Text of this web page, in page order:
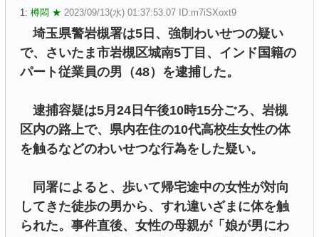
1: 樽悶 ★ 2023/09/13(水) 01:37:53.07 ID:m7iSXoxt9
埼玉県警岩槻署は5日、強制わいせつの疑い
で、さいたま市岩槻区城南5丁目、インド国籍の
パート従業員の男（48）を逮捕した。
逮捕容疑は5月24日午後10時15分ごろ、岩槻
区内の路上で、県内在住の10代高校生女性の体
を触るなどのわいせつな行為をした疑い。
同署によると、歩いて帰宅途中の女性が対向
してきた徒歩の男から、すれ違いざまに体を触
られた。事件直後、女性の母親が「娘が男にわ